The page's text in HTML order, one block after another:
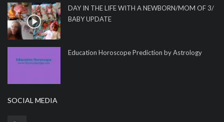
DAY IN THE LIFE WITH A NEWBORN/MOM OF 3/
BABY UPDATE
Education Horoscope Prediction by Astrology
SOCIAL MEDIA